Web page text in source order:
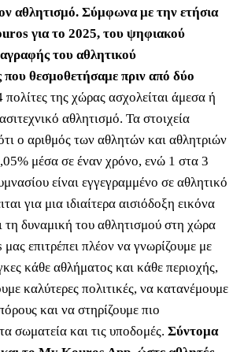
αθλητισμό. Σύμφωνα με την ετήσια
για το 2025, του ψηφιακού
του αθλητικού
που θεσμοθετήσαμε πριν από δύο
πολίτες της χώρας ασχολείται άμεσα ή
αθλητισμό. Τα στοιχεία
ο αριθμός των αθλητών και αθλητριών
μέσα σε έναν χρόνο, ενώ 1 στα 3
είναι εγγεγραμμένο σε αθλητικό
για μια ιδιαίτερα αισιόδοξη εικόνα
τη δυναμική του αθλητισμού στη χώρα
επιτρέπει πλέον να γνωρίζουμε με
κάθε αθλήματος και κάθε περιοχής,
καλύτερες πολιτικές, να κατανέμουμε
και να στηρίζουμε πιο
σωματεία και τις υποδομές. Σύντομα